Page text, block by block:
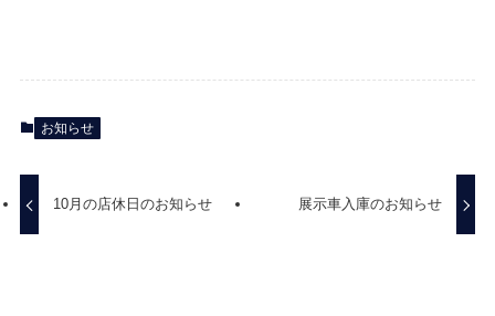
お知らせ
10月の店休日のお知らせ 展示車入庫のお知らせ